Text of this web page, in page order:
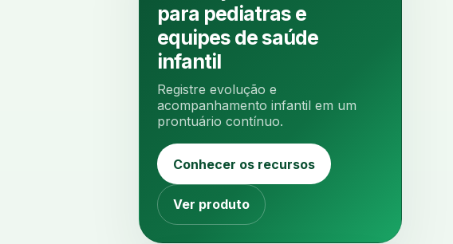
analgesia analgesia digital
analise 3d
analise facial analise funcional
analise mastigacao
anamnese digital
anamnese nutricional
anestesia
para pediatras e
equipes de saúde
infantil
Registre evolução e
acompanhamento infantil em um
prontuário contínuo.
Conhecer os recursos
Ver produto